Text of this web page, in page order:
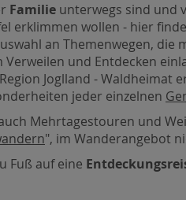
Familie unterwegs sind und
erklimmen wollen - hier
an Themenwegen,
Verweilen und Entdecken
Joglland -
jeder einzelnen
Mehrtagestouren und
", im Wanderangebot
Fuß auf eine